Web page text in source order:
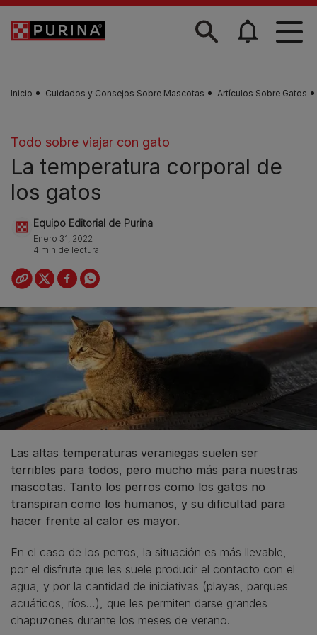
Skip to main content
Inicio Cuidados y Consejos Sobre Mascotas Artículos Sobre Gatos
Todo sobre viajar con gato
La temperatura corporal de
los gatos
Equipo Editorial de Purina
Enero 31, 2022
4 min de lectura
Las altas temperaturas veraniegas suelen ser
terribles para todos, pero mucho más para nuestras
mascotas. Tanto los perros como los gatos no
transpiran como los humanos, y su dificultad para
hacer frente al calor es mayor.
En el caso de los perros, la situación es más llevable,
por el disfrute que les suele producir el contacto con el
agua, y por la cantidad de iniciativas (playas, parques
acuáticos, ríos…), que les permiten darse grandes
chapuzones durante los meses de verano.